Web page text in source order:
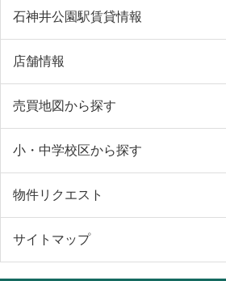
石神井公園駅賃貸情報
店舗情報
売買地図から探す
小・中学校区から探す
物件リクエスト
サイトマップ